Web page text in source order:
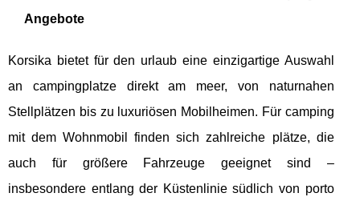
Angebote
Korsika bietet für den urlaub eine einzigartige Auswahl
an campingplatze direkt am meer, von naturnahen
Stellplätzen bis zu luxuriösen Mobilheimen. Für camping
mit dem Wohnmobil finden sich zahlreiche plätze, die
auch für größere Fahrzeuge geeignet sind –
insbesondere entlang der Küstenlinie südlich von porto